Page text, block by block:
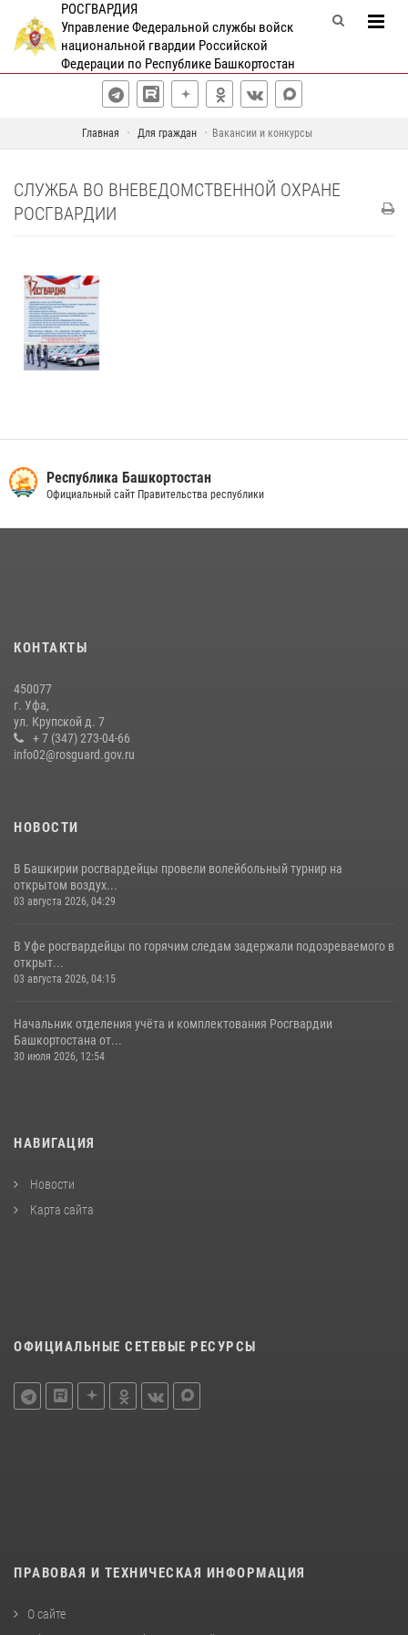
РОСГВАРДИЯ
Управление Федеральной службы войск
национальной гвардии Российской
Федерации по Республике Башкортостан
Главная Для граждан Вакансии и конкурсы
СЛУЖБА ВО ВНЕВЕДОМСТВЕННОЙ ОХРАНЕ
РОСГВАРДИИ
Республика Башкортостан
Официальный сайт Правительства республики
КОНТАКТЫ
450077
г. Уфа,
ул. Крупской д. 7
+ 7 (347) 273-04-66
info02@rosguard.gov.ru
НОВОСТИ
В Башкирии росгвардейцы провели волейбольный турнир на
открытом воздух...
03 августа 2026, 04:29
В Уфе росгвардейцы по горячим следам задержали подозреваемого в
открыт...
03 августа 2026, 04:15
Начальник отделения учёта и комплектования Росгвардии
Башкортостана от...
30 июля 2026, 12:54
НАВИГАЦИЯ
Новости
Карта сайта
ОФИЦИАЛЬНЫЕ СЕТЕВЫЕ РЕСУРСЫ
ПРАВОВАЯ И ТЕХНИЧЕСКАЯ ИНФОРМАЦИЯ
О сайте